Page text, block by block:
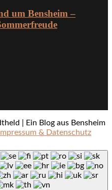
um Bensheim –
| Ein Blog aus Bensheim
Impressum & Datenschutz